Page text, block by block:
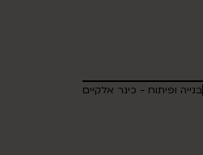
בנייה ופיתוח - כינר אלקיים